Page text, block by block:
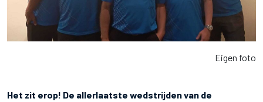
Eigen foto
Het zit erop! De allerlaatste wedstrijden van de